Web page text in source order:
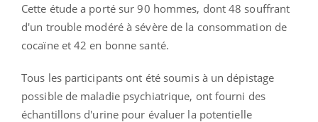
Cette étude a porté sur 90 hommes, dont 48 souffrant
d'un trouble modéré à sévère de la consommation de
cocaïne et 42 en bonne santé.
Tous les participants ont été soumis à un dépistage
possible de maladie psychiatrique, ont fourni des
échantillons d'urine pour évaluer la potentielle